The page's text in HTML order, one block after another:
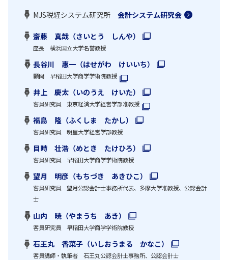
MJS税経システム研究所 会計システム研究会
齋藤 真哉（さいとう しんや）
座長 横浜国立大学名誉教授
長谷川 惠一（はせがわ けいいち）
顧問 早稲田大学商学学術院教授
井上 慶太（いのうえ けいた）
客員研究員 東京経済大学経営学部准教授
福島 隆（ふくしま たかし）
客員研究員 明星大学経営学部教授
目時 壮浩（めとき たけひろ）
客員研究員 早稲田大学商学学術院教授
望月 明彦（もちづき あきひこ）
客員研究員 望月公認会計士事務所代表、多摩大学准教授、公認会計
士
山内 暁（やまうち あき）
客員研究員 早稲田大学商学学術院教授
石王丸 香菜子（いしおうまる かなこ）
客員講師・執筆者 石王丸公認会計士事務所、公認会計士